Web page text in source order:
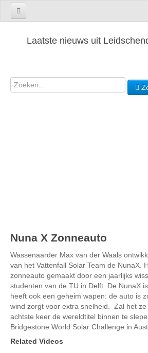
Laatste nieuws uit
Nuna X Zonneauto
Wassenaarder Max van der Waals
van het Vattenfall Solar Team de NunaX.
zonneauto gemaakt door een jaarlijks
studenten van de TU in Delft. De NunaX
heeft ook een geheim wapen: de auto is
wind zorgt voor extra snelheid. Zal het ze
achtste keer de wereldtitel binnen te
Bridgestone World Solar Challenge in
Related Videos